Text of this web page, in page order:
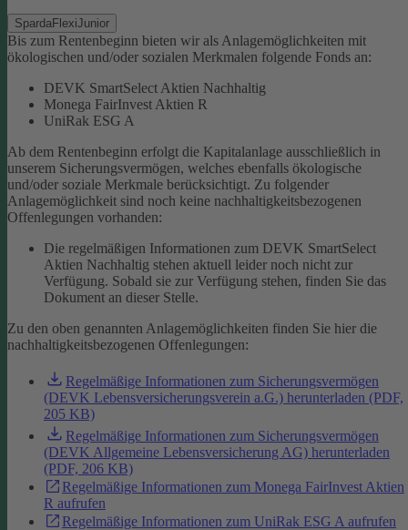
SpardaFlexiJunior
Bis zum Rentenbeginn bieten wir als Anlagemöglichkeiten mit
ökologischen und/oder sozialen Merkmalen folgende Fonds an:
DEVK SmartSelect Aktien Nachhaltig
Monega FairInvest Aktien R
UniRak ESG A
Ab dem Rentenbeginn erfolgt die Kapitalanlage ausschließlich in
unserem Sicherungsvermögen, welches ebenfalls ökologische
und/oder soziale Merkmale berücksichtigt. Zu folgender
Anlagemöglichkeit sind noch keine nachhaltigkeitsbezogenen
Offenlegungen vorhanden:
Die regelmäßigen Informationen zum DEVK SmartSelect
Aktien Nachhaltig stehen aktuell leider noch nicht zur
Verfügung. Sobald sie zur Verfügung stehen, finden Sie das
Dokument an dieser Stelle.
Zu den oben genannten Anlagemöglichkeiten finden Sie hier die
nachhaltigkeitsbezogenen Offenlegungen:
Regelmäßige Informationen zum Sicherungsvermögen
(DEVK Lebensversicherungsverein a.G.) herunterladen (PDF,
205 KB)
Regelmäßige Informationen zum Sicherungsvermögen
(DEVK Allgemeine Lebensversicherung AG) herunterladen
(PDF, 206 KB)
Regelmäßige Informationen zum Monega FairInvest Aktien
R aufrufen
Regelmäßige Informationen zum UniRak ESG A aufrufen